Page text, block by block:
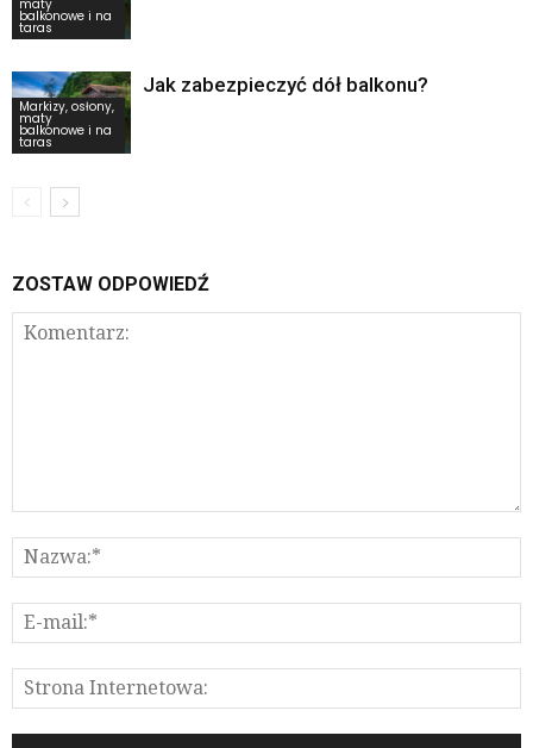
maty
balkonowe i na
taras
Markizy, osłony,
maty
balkonowe i na
taras
Jak zabezpieczyć dół balkonu?
ZOSTAW ODPOWIEDŹ